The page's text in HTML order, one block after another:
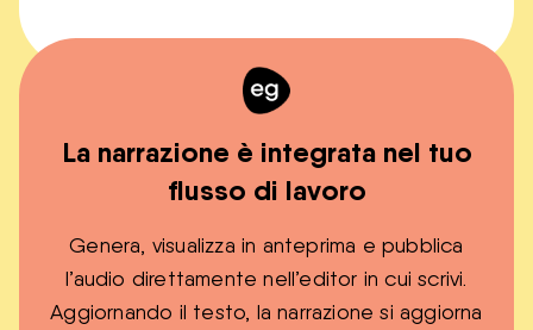
La narrazione è integrata nel tuo
flusso di lavoro
Genera, visualizza in anteprima e pubblica
l’audio direttamente nell’editor in cui scrivi.
Aggiornando il testo, la narrazione si aggiorna